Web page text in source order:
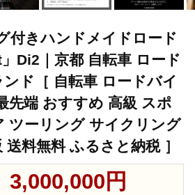
付きハンドメイドロード
Di2｜京都 自転車 ロード
ド［ 自転車 ロードバイ
先端 おすすめ 高級 スポ
ツーリング サイクリング
料無料 ふるさと納税 ］
3,000,000円